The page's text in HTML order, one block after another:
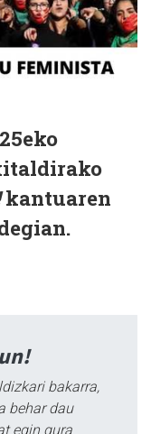
kantuaren
bakarra,
behar dau
egin gura